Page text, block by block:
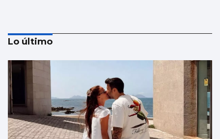
La compraventa de viviendas vive su mejor
Lo último